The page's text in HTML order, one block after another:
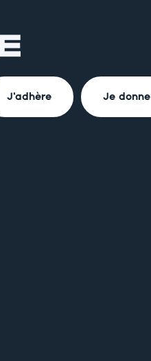
J'adhère Je donne